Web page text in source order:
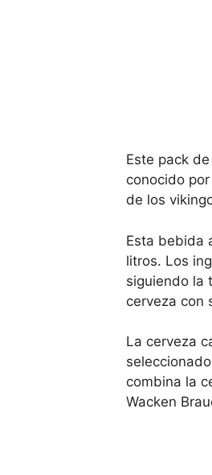
Este pack
conocido
de los
Esta bebida
litros. Los
siguiendo la
cerveza con
La cerveza
combina la
Wacken